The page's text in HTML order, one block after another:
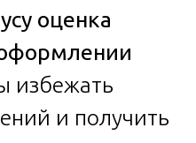
оценка
избежать
и получить